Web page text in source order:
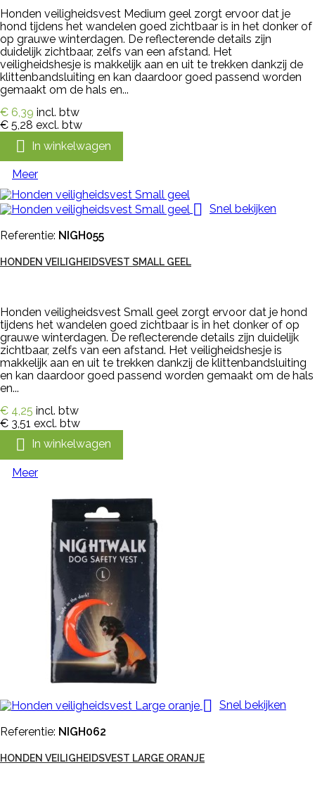
Honden veiligheidsvest Medium geel zorgt ervoor dat je
hond tijdens het wandelen goed zichtbaar is in het donker of
op grauwe winterdagen. De reflecterende details zijn
duidelijk zichtbaar, zelfs van een afstand. Het
veiligheidshesje is makkelijk aan en uit te trekken dankzij de
klittenbandsluiting en kan daardoor goed passend worden
gemaakt om de hals en...
€ 6,39 incl. btw
€ 5,28 excl. btw
 In winkelwagen
Meer

Snel bekijken
Referentie: NIGH055
HONDEN VEILIGHEIDSVEST SMALL GEEL
Honden veiligheidsvest Small geel zorgt ervoor dat je hond
tijdens het wandelen goed zichtbaar is in het donker of op
grauwe winterdagen. De reflecterende details zijn duidelijk
zichtbaar, zelfs van een afstand. Het veiligheidshesje is
makkelijk aan en uit te trekken dankzij de klittenbandsluiting
en kan daardoor goed passend worden gemaakt om de hals
en...
€ 4,25 incl. btw
€ 3,51 excl. btw
 In winkelwagen
Meer

Snel bekijken
Referentie: NIGH062
HONDEN VEILIGHEIDSVEST LARGE ORANJE